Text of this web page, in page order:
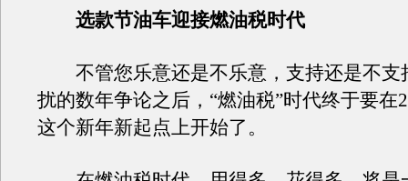
选款节油车迎接燃油税时代
不管您乐意还是不乐意，支持还是不支
扰的数年争论之后，“燃油税”时代终于要在
这个新年新起点上开始了。